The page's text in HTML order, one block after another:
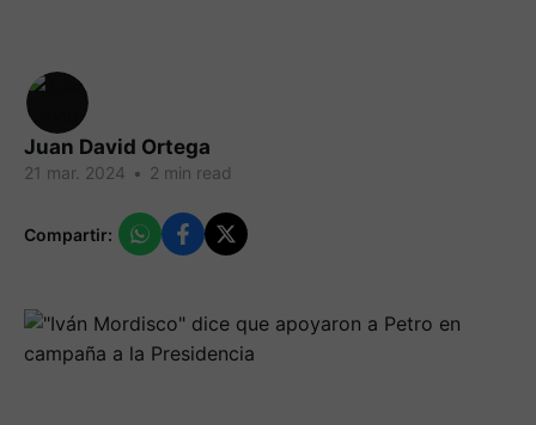
Juan David Ortega
21 mar. 2024 • 2 min read
Compartir: